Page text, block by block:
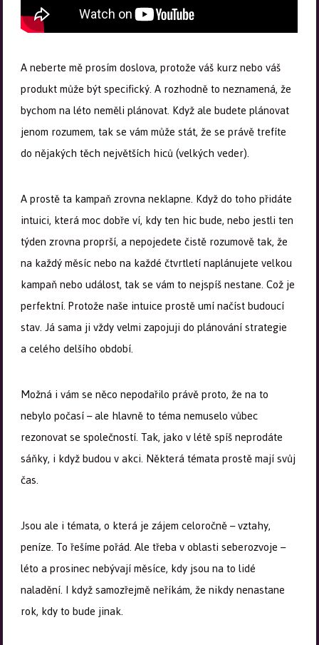
A neberte mě prosím doslova, protože váš kurz nebo váš
produkt může být specifický. A rozhodně to neznamená, že
bychom na léto neměli plánovat. Když ale budete plánovat
jenom rozumem, tak se vám může stát, že se právě trefíte
do nějakých těch největších hiců (velkých veder).
A prostě ta kampaň zrovna neklapne. Když do toho přidáte
intuici, která moc dobře ví, kdy ten hic bude, nebo jestli ten
týden zrovna proprší, a nepojedete čistě rozumově tak, že
na každý měsíc nebo na každé čtvrtletí naplánujete velkou
kampaň nebo událost, tak se vám to nejspíš nestane. Což je
perfektní. Protože naše intuice prostě umí načíst budoucí
stav. Já sama ji vždy velmi zapojuji do plánování strategie
a celého delšího období.
Možná i vám se něco nepodařilo právě proto, že na to
nebylo počasí – ale hlavně to téma nemuselo vůbec
rezonovat se společností. Tak, jako v létě spíš neprodáte
sáňky, i když budou v akci. Některá témata prostě mají svůj
čas.
Jsou ale i témata, o která je zájem celoročně – vztahy,
peníze. To řešíme pořád. Ale třeba v oblasti seberozvoje –
léto a prosinec nebývají měsíce, kdy jsou na to lidé
naladění. I když samozřejmě neříkám, že nikdy nenastane
rok, kdy to bude jinak.